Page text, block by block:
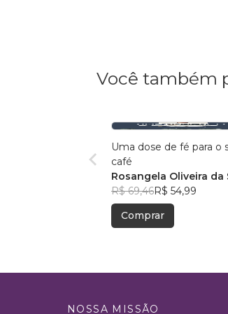
Você também
Uma dose de fé para o
café
Rosangela Oliveira da
R$ 69,46R$ 54,99
Comprar
NOSSA MISSÃO